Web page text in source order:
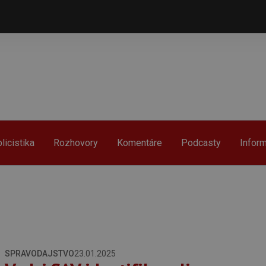
Rozhovory Komentáre Podcasty
SPRAVODAJSTVO23.01.2025